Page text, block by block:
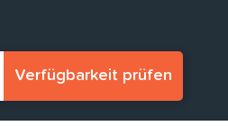
Verfügbarkeit prüfen